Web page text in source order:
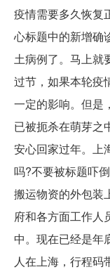
疫情需要多久恢复
心标题中的新增确
土病例了。马上就
过节，如果本轮疫
一定的影响。但是
已被扼杀在萌芽之
安心回家过年。上
吗?不要被标题吓
搬运物资的外包装
府和各方面工作人
中。现在已经是年
人在上海，行程码